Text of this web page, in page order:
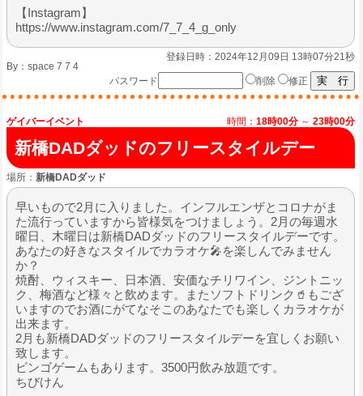
【Instagram】
https://www.instagram.com/7_7_4_g_only
登録日時：2024年12月09日 13時07分21秒
By： space 7 7 4
パスワード
削除 修正
ゲイバーイベント 時間： 18時00分 ～ 23時00分
新橋DADダッドのフリースタイルデー
場所： 新橋DADダッド
早いもので2月に入りました。インフルエンザとコロナがま
た流行っていますから皆様気をつけましょう。2月の毎週水
曜日、木曜日は新橋DADダッドのフリースタイルデーです。
あなたの好きなスタイルでカラオケ🎤を楽しんでみません
か？
焼酎、ウィスキー、日本酒、安価なチリワイン、ジントニッ
ク、梅酒など様々と飲めます。またソフトドリンク🥤もござ
いますのでお酒にがてなそこのあなたでも楽しくカラオケが
出来ます。
2月も新橋DADダッドのフリースタイルデーを宜しくお願い
致します。
ビンゴゲームもあります。3500円飲み放題です。
ちびけん